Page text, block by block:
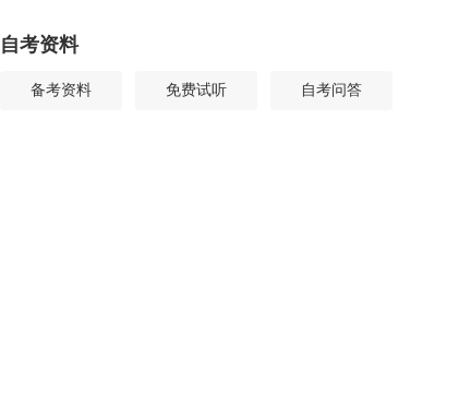
自考资料
备考资料 免费试听 自考问答